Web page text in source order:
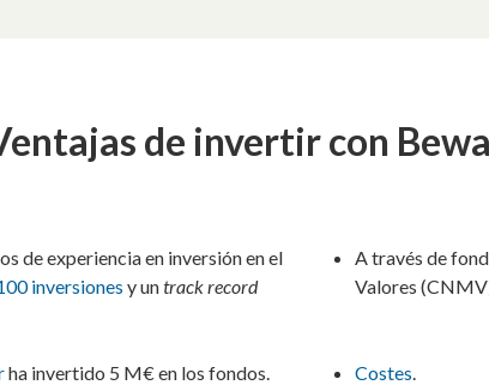
de invertir con
de experiencia en inversión en el
inversiones y untrack record
A través de
Valores
ha invertido 5 M€ en los fondos. Costes.